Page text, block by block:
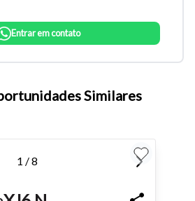
e Ctrl- (para diminuir) no seu
Entrar em contato
Similares
1 / 8